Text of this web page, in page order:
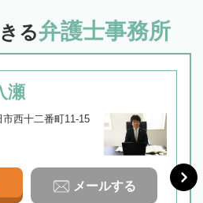
る弁護士事務所
瀬
西十二番町11-15
メールする